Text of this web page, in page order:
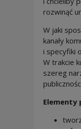
rozwinąć
W jaki
kanały
i specyfiki
W trakcie
szereg
Elementy